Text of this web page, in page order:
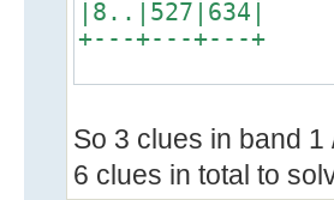
|8..|527|634|
+---+---+---+
So 3 clues in band
6 clues in total to